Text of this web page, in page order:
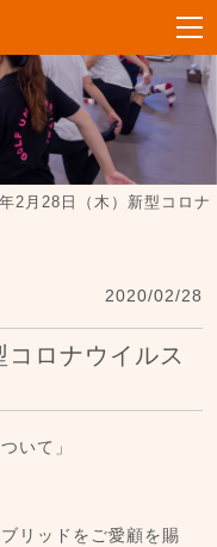
2月28日（木）新型コロナ
2020/02/28
ロナウイルス
いて」
リッドをご愛顧を賜